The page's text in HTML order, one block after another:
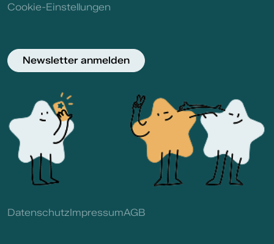
Cookie-Einstellungen
Newsletter anmelden
DatenschutzImpressumAGB